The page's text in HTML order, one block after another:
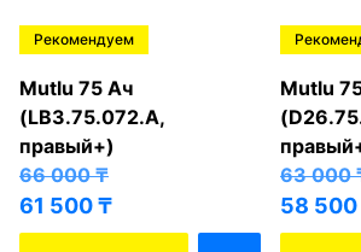
Рекомендуем
Mutlu 75 Ач
(LB3.75.072.A,
правый+)
66 000₸
61 500₸
Mutlu
63 000
58 500